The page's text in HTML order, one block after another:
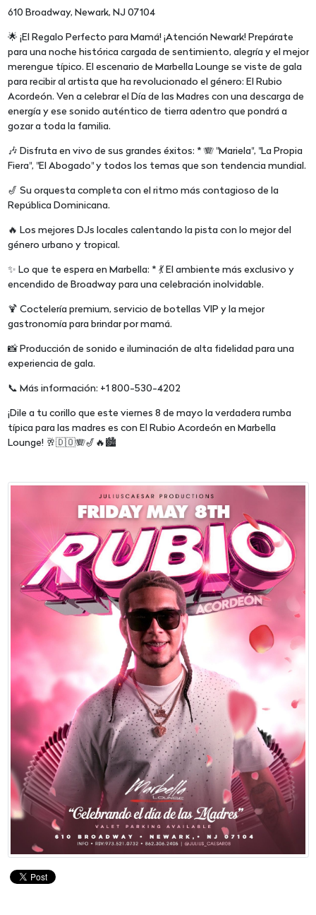
610 Broadway, Newark, NJ 07104
🌟 ¡El Regalo Perfecto para Mamá! ¡Atención Newark! Prepárate
para una noche histórica cargada de sentimiento, alegría y el mejor
merengue típico. El escenario de Marbella Lounge se viste de gala
para recibir al artista que ha revolucionado el género: El Rubio
Acordeón. Ven a celebrar el Día de las Madres con una descarga de
energía y ese sonido auténtico de tierra adentro que pondrá a
gozar a toda la familia.
🎶 Disfruta en vivo de sus grandes éxitos: * 🪗 "Mariela", "La Propia
Fiera", "El Abogado" y todos los temas que son tendencia mundial.
🎷 Su orquesta completa con el ritmo más contagioso de la
República Dominicana.
🔥 Los mejores DJs locales calentando la pista con lo mejor del
género urbano y tropical.
✨ Lo que te espera en Marbella: * 💃 El ambiente más exclusivo y
encendido de Broadway para una celebración inolvidable.
🍹 Coctelería premium, servicio de botellas VIP y la mejor
gastronomía para brindar por mamá.
📸 Producción de sonido e iluminación de alta fidelidad para una
experiencia de gala.
📞 Más información: +1 800-530-4202
¡Dile a tu corillo que este viernes 8 de mayo la verdadera rumba
típica para las madres es con El Rubio Acordeón en Marbella
Lounge! 🥂🇩🇴🪗🎷🔥🏙️